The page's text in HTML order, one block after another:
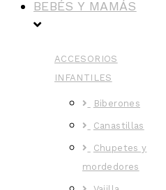
BEBÉS Y MAMÁS
ACCESORIOS
INFANTILES
Biberones
Canastillas
Chupetes y
mordedores